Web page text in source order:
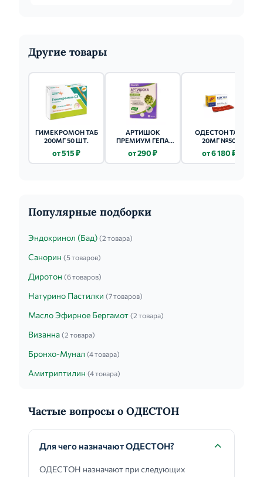
Другие товары
ГИМЕКРОМОН ТАБ
200МГ 50 ШТ.
от 515 ₽
АРТИШОК
ПРЕМИУМ ГЕПА
ОБ. №30
от 290 ₽
ОДЕСТОН ТАБ.
20МГ №50
от 6 180 ₽
Популярные подборки
Эндокринол (Бад) (2 товара)
Санорин (5 товаров)
Диротон (6 товаров)
Натурино Пастилки (7 товаров)
Масло Эфирное Бергамот (2 товара)
Визанна (2 товара)
Бронхо-Мунал (4 товара)
Амитриптилин (4 товара)
Частые вопросы о ОДЕСТОН
Для чего назначают ОДЕСТОН?
ОДЕСТОН назначают при следующих